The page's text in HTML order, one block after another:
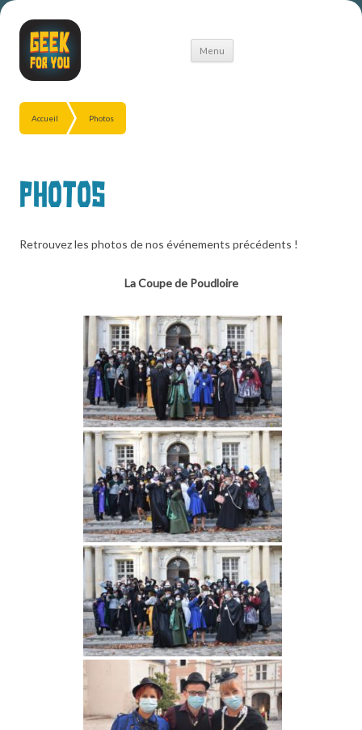
Menu
Aller
Accueil Photos
Photos
Retrouvez les photos de nos événements précédents !
La Coupe de Poudloire